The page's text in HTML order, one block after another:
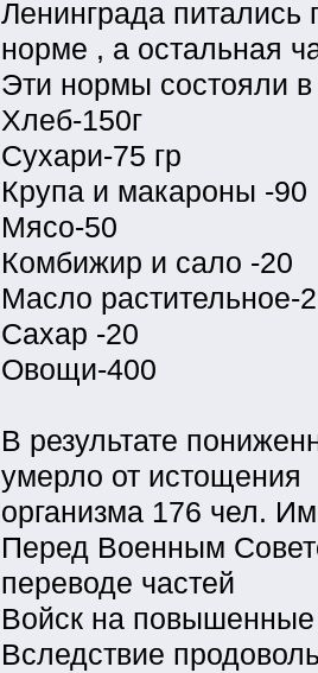
Ленинграда питались
норме , а остальная
Эти нормы состояли
Хлеб-150г
Сухари-75 гр
Крупа и макароны -90
Мясо-50
Комбижир и сало -20
Масло растительное-
Сахар -20
Овощи-400
В результате
умерло от истощения
организма 176 чел.
Перед Военным
переводе частей
Войск на
Вследствие